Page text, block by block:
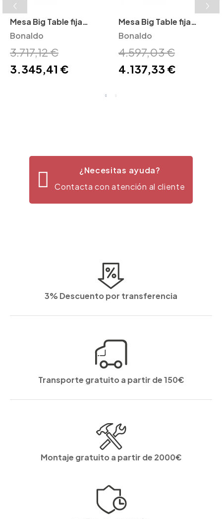
Mesa Big Table fija
madera Bonaldo
Bonaldo
3.717,12 €
3.345,41 €
Mesa Big Table fija
cerámica Bonaldo
Bonaldo
4.597,03 €
4.137,33 €
¿Necesitas ayuda?
Contacta con atención al cliente
3% Descuento por transferencia
Transporte gratuito a partir de 150€
Montaje gratuito a partir de 2000€